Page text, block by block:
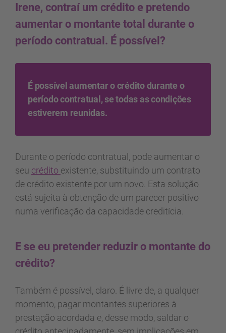
Irene, contraí um crédito e pretendo
aumentar o montante total durante o
período contratual. É possível?
É possível aumentar o crédito durante o
período contratual, se todas as condições
estiverem reunidas.
Durante o período contratual, pode aumentar o
seu crédito existente, substituindo um contrato
de crédito existente por um novo. Esta solução
está sujeita à obtenção de um parecer positivo
numa verificação da capacidade creditícia.
E se eu pretender reduzir o montante do
crédito?
Também é possível, claro. É livre de, a qualquer
momento, pagar montantes superiores à
prestação acordada e, desse modo, saldar o